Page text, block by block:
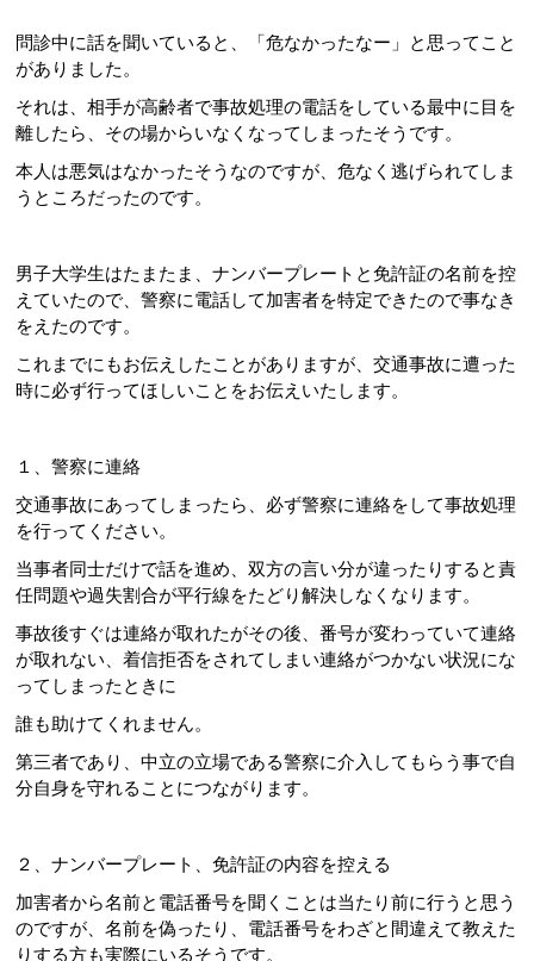
問診中に話を聞いていると、「危なかったなー」と思ってこと
がありました。
それは、相手が高齢者で事故処理の電話をしている最中に目を
離したら、その場からいなくなってしまったそうです。
本人は悪気はなかったそうなのですが、危なく逃げられてしま
うところだったのです。
男子大学生はたまたま、ナンバープレートと免許証の名前を控
えていたので、警察に電話して加害者を特定できたので事なき
をえたのです。
これまでにもお伝えしたことがありますが、交通事故に遭った
時に必ず行ってほしいことをお伝えいたします。
１、警察に連絡
交通事故にあってしまったら、必ず警察に連絡をして事故処理
を行ってください。
当事者同士だけで話を進め、双方の言い分が違ったりすると責
任問題や過失割合が平行線をたどり解決しなくなります。
事故後すぐは連絡が取れたがその後、番号が変わっていて連絡
が取れない、着信拒否をされてしまい連絡がつかない状況にな
ってしまったときに
誰も助けてくれません。
第三者であり、中立の立場である警察に介入してもらう事で自
分自身を守れることにつながります。
２、ナンバープレート、免許証の内容を控える
加害者から名前と電話番号を聞くことは当たり前に行うと思う
のですが、名前を偽ったり、電話番号をわざと間違えて教えた
りする方も実際にいるそうです。